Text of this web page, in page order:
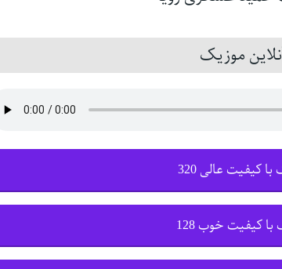
موزیک
کیفیت عالی 320
کیفیت خوب 128